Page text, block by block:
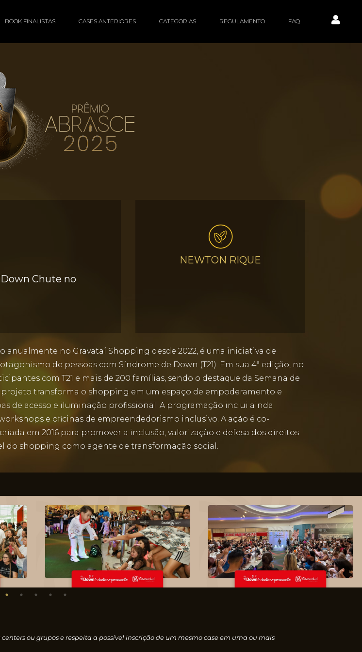
BOOK FINALISTAS CASES ANTERIORES CATEGORIAS REGULAMENTO FAQ
Chute no
NEWTON RIQUE
anualmente no Gravataí Shopping desde 2022, é uma iniciativa de
de pessoas com Síndrome de Down (T21). Em sua 4ª edição, no
com T21 e mais de 200 famílias, sendo o destaque da Semana de
transforma o shopping em um espaço de empoderamento e
de acesso e iluminação profissional. A programação inclui ainda
e oficinas de empreendedorismo inclusivo. A ação é co-
em 2016 para promover a inclusão, valorização e defesa dos direitos
do shopping como agente de transformação social.
ou grupos e respeita a possível inscrição de um mesmo case em uma ou mais